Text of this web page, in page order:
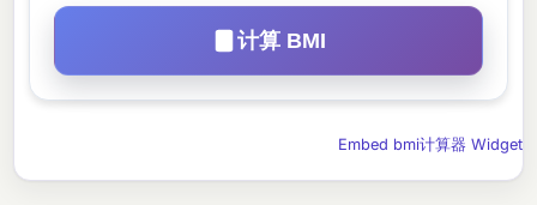
计算 BMI
Embed bmi计算器 Widget